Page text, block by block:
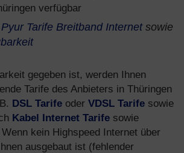
verfügbar
Pyur Tarife Breitband Internetsowie
gegeben ist, werden Ihnen
Tarife des Anbieters in Thüringen
DSL Tarife oder VDSL Tarife sowie
Kabel Internet Tarife sowie
Wenn kein Highspeed Internet über
ausgebaut ist (fehlender